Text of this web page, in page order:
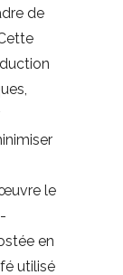
de
le
en
utilisé